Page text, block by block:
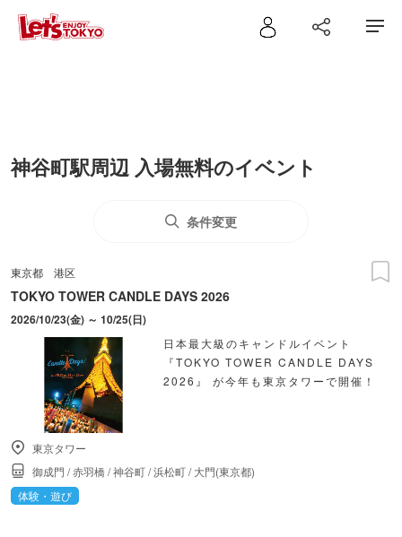
神谷町駅周辺 入場無料のイベント
条件変更
東京都 港区
TOKYO TOWER CANDLE DAYS 2026
2026/10/23(金) ～ 10/25(日)
日本最大級のキャンドルイベント
『TOKYO TOWER CANDLE DAYS
2026』 が今年も東京タワーで開催！
東京タワー
御成門 /赤羽橋/神谷町/浜松町/大門(東京都)
体験・遊び